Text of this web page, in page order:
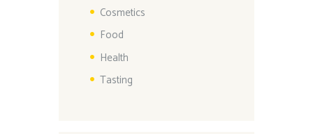
Cosmetics
Food
Health
Tasting